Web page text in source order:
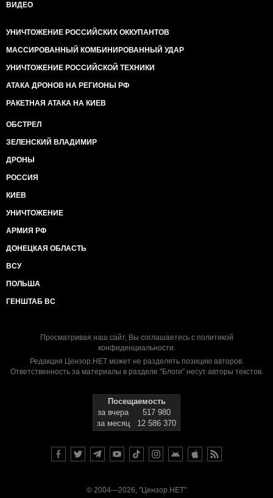
ВИДЕО
УНИЧТОЖЕНИЕ РОССИЙСКИХ ОККУПАНТОВ
МАССИРОВАННЫЙ КОМБИНИРОВАННЫЙ УДАР
УНИЧТОЖЕНИЕ РОССИЙСКОЙ ТЕХНИКИ
АТАКА ДРОНОВ НА РЕГИОНЫ РФ
РАКЕТНАЯ АТАКА НА КИЕВ
ОБСТРЕЛ
ЗЕЛЕНСКИЙ ВЛАДИМИР
ДРОНЫ
РОССИЯ
КИЕВ
УНИЧТОЖЕНИЕ
АРМИЯ РФ
ДОНЕЦКАЯ ОБЛАСТЬ
ВСУ
ПОЛЬША
ГЕНШТАБ ВС
Просматривая наш сайт, Вы соглашаетесь с политикой
конфиденциальности.
Редакция Цензор.НЕТ может не разделять позицию авторов.
Ответственность за материалы в разделе "Блоги" несут авторы текстов.
Посещаемость
за вчера
517 980
за месяц
12 586 370
© 2004—2026, "Цензор.НЕТ"